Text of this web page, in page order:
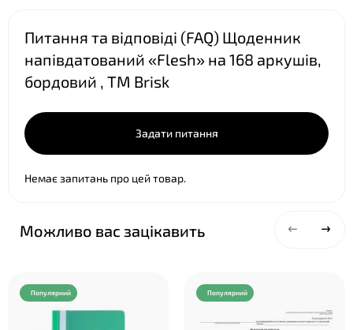
Питання та відповіді (FAQ) Щоденник
напівдатований «Flesh» на 168 аркушів,
бордовий , ТМ Brisk
Задати питання
Немає запитань про цей товар.
Можливо вас зацікавить
Популярний Популярний
❤